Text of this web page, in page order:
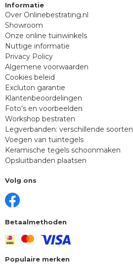
Informatie
Over Onlinebestrating.nl
Showroom
Onze online tuinwinkels
Nuttige informatie
Privacy Policy
Algemene voorwaarden
Cookies beleid
Excluton garantie
Klantenbeoordelingen
Foto's en voorbeelden
Workshop bestraten
Legverbanden: verschillende soorten
Voegen van tuintegels
Keramische tegels schoonmaken
Opsluitbanden plaatsen
Volg ons
Betaalmethoden
Populaire merken